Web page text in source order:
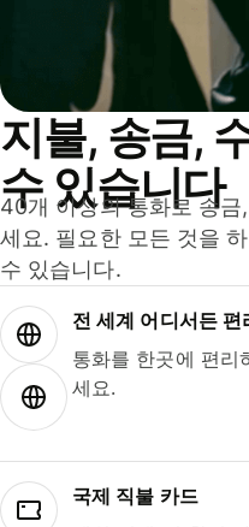
지불, 송금,
수 있습니다
40개 이상의 통화로 송
세요. 필요한 모든 것을
수 있습니다.
전 세계 어디서든
통화를 한곳에 편리
세요.
국제 직불 카드